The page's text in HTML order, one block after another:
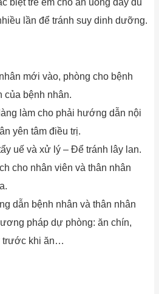
biệt trẻ em cho ăn uống đầy đủ
lần để tránh suy dinh dưỡng.
mới vào, phòng cho bệnh
của bệnh nhân.
làm cho phải hướng dẫn nội
yên tâm điều trị.
uế và xử lý – Để tránh lây lan.
cho nhân viên và thân nhân
dẫn bệnh nhân và thân nhân
pháp dự phòng: ăn chín,
trước khi ăn…